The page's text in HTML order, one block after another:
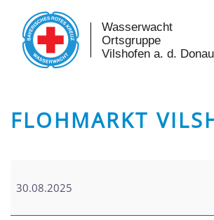
Skip to main content
FLOHMARKT
Vilshofen
30.08.2025